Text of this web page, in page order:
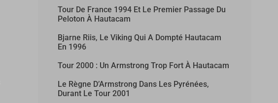
Tour De France 1994 Et Le Premier Passage Du
Peloton À Hautacam
Bjarne Riis, Le Viking Qui A Dompté Hautacam
En 1996
Tour 2000 : Un Armstrong Trop Fort À Hautacam
Le Règne D’Armstrong Dans Les Pyrénées,
Durant Le Tour 2001